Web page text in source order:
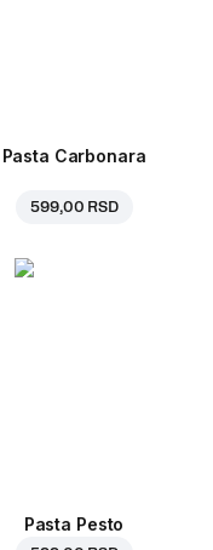
Pasta Carbonara
599,00 RSD
Pasta Pesto